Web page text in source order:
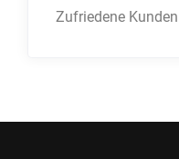
Zufriedene Kunden